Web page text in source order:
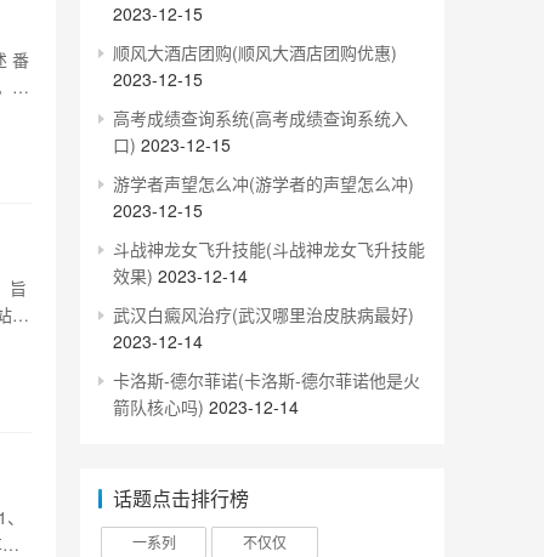
番
该
旨
位
2023-12-15
顺风大酒店团购(顺风大酒店团购优惠)
2023-12-15
高考成绩查询系统(高考成绩查询系统入
口) 2023-12-15
游学者声望怎么冲(游学者的声望怎么冲)
2023-12-15
斗战神龙女飞升技能(斗战神龙女飞升技能
效果) 2023-12-14
武汉白癜风治疗(武汉哪里治皮肤病最好)
2023-12-14
卡洛斯-德尔菲诺(卡洛斯-德尔菲诺他是火
箭队核心吗) 2023-12-14
话题点击排行榜
一系列
不仅仅